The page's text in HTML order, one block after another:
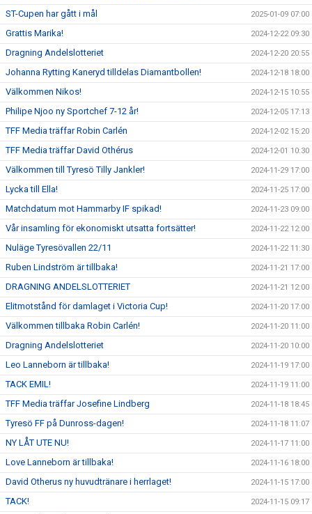
ST-Cupen har gått i mål 2025-01-09 07:00
Grattis Marika! 2024-12-22 09:30
Dragning Andelslotteriet 2024-12-20 20:55
Johanna Rytting Kaneryd tilldelas Diamantbollen! 2024-12-18 18:00
Välkommen Nikos! 2024-12-15 10:55
Philipe Njoo ny Sportchef 7-12 år! 2024-12-05 17:13
TFF Media träffar Robin Carlén 2024-12-02 15:20
TFF Media träffar David Othérus 2024-12-01 10:30
Välkommen till Tyresö Tilly Jankler! 2024-11-29 17:00
Lycka till Ella! 2024-11-25 17:00
Matchdatum mot Hammarby IF spikad! 2024-11-23 09:00
Vår insamling för ekonomiskt utsatta fortsätter! 2024-11-22 12:00
Nuläge Tyresövallen 22/11 2024-11-22 11:30
Ruben Lindström är tillbaka! 2024-11-21 17:00
DRAGNING ANDELSLOTTERIET 2024-11-21 12:00
Elitmotstånd för damlaget i Victoria Cup! 2024-11-20 17:00
Välkommen tillbaka Robin Carlén! 2024-11-20 11:00
Dragning Andelslotteriet 2024-11-20 10:00
Leo Lanneborn är tillbaka! 2024-11-19 17:00
TACK EMIL! 2024-11-19 11:00
TFF Media träffar Josefine Lindberg 2024-11-18 18:45
Tyresö FF på Dunross-dagen! 2024-11-18 11:07
NY LÅT UTE NU! 2024-11-17 11:00
Love Lanneborn är tillbaka! 2024-11-16 18:00
David Otherus ny huvudtränare i herrlaget! 2024-11-15 17:00
TACK! 2024-11-15 09:17